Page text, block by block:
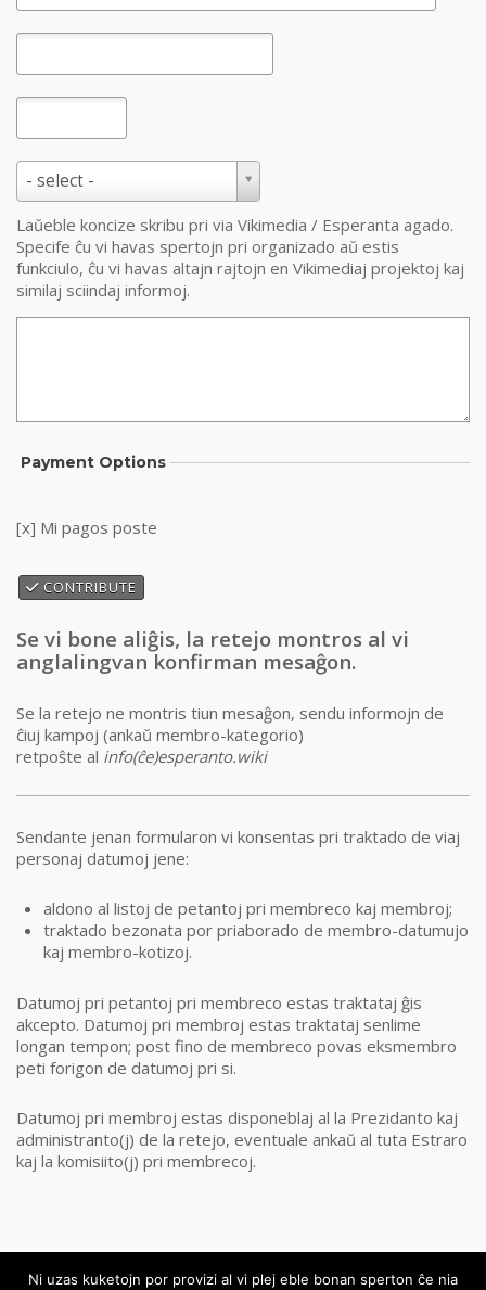
- select -
Laŭeble koncize skribu pri via Vikimedia / Esperanta agado.
Specife ĉu vi havas spertojn pri organizado aŭ estis
funkciulo, ĉu vi havas altajn rajtojn en Vikimediaj projektoj kaj
similaj sciindaj informoj.
Payment Options
[x] Mi pagos poste
CONTRIBUTE
Se vi bone aliĝis, la retejo montros al vi
anglalingvan konfirman mesaĝon.
Se la retejo ne montris tiun mesaĝon, sendu informojn de
ĉiuj kampoj (ankaŭ membro-kategorio)
retpoŝte al info(ĉe)esperanto.wiki
Sendante jenan formularon vi konsentas pri traktado de viaj
personaj datumoj jene:
aldono al listoj de petantoj pri membreco kaj membroj;
traktado bezonata por priaborado de membro-datumujo
kaj membro-kotizoj.
Datumoj pri petantoj pri membreco estas traktataj ĝis
akcepto. Datumoj pri membroj estas traktataj senlime
longan tempon; post fino de membreco povas eksmembro
peti forigon de datumoj pri si.
Datumoj pri membroj estas disponeblaj al la Prezidanto kaj
administranto(j) de la retejo, eventuale ankaŭ al tuta Estraro
kaj la komisiito(j) pri membrecoj.
Ni uzas kuketojn por provizi al vi plej eble bonan sperton ĉe nia